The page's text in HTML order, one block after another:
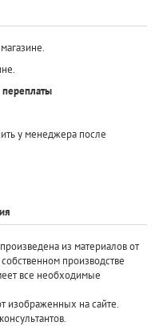
переплаты
у менеджера после
из материалов от
собственном производстве
все необходимые
изображенных на сайте.